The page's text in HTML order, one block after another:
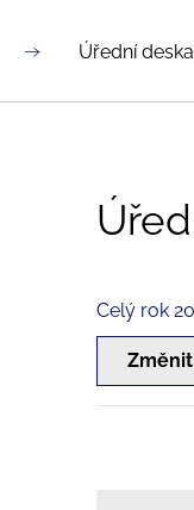
Úřední deska
Celý rok